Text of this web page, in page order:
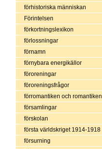
förhistoriska människan
Förintelsen
förkortningslexikon
förlossningar
förnamn
förnybara energikällor
föroreningar
föroreningsfrågor
förromantiken och romantiken
församlingar
förskolan
första världskriget 1914-1918
försurning